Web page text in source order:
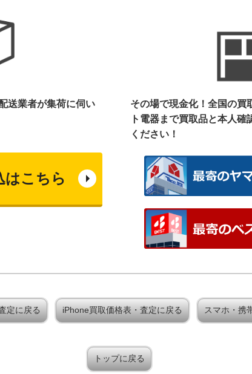
送業者が集荷に伺い
はこちら
その場で現金化！全国の買
ト電器まで買取品と本人確
ください！
定に戻る iPhone買取価格表・査定に戻る スマホ・携
トップに戻る